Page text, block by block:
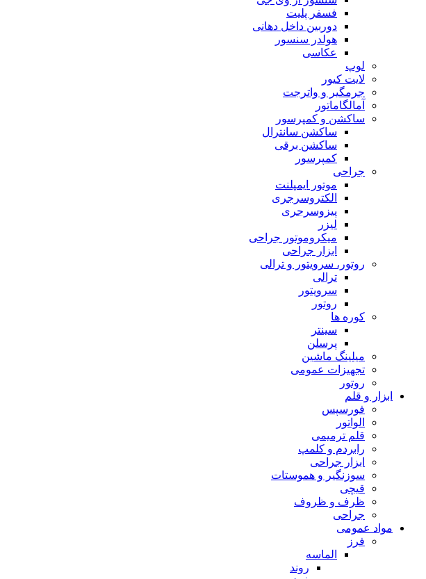
فسفر پلیت
دوربین داخل دهانی
هولدر سنسور
عکاسی
لوپ
لایت کیور
جرمگیر و واترجت
آمالگاماتور
ساکشن و کمپرسور
ساکشن سانترال
ساکشن برقی
کمپرسور
جراحی
موتور ایمپلنت
الکتروسرجری
پیزوسرجری
لیزر
میکروموتور جراحی
ابزار جراحی
روتور، سرویتور و ترالی
ترالی
سرویتور
روتور
کوره ها
سینتر
پرسلن
میلینگ ماشین
تجهیزات عمومی
روتور
ابزار و قلم
فورسپس
الواتور
قلم ترمیمی
رابردم و کلمپ
ابزار جراحی
سوزنگیر و هموستات
قیچی
ظرف و ظروف
جراحی
مواد عمومی
فرز
الماسه
روند